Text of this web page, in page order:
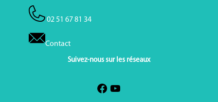
02 51 67 81 34
Contact
Suivez-nous sur les réseaux